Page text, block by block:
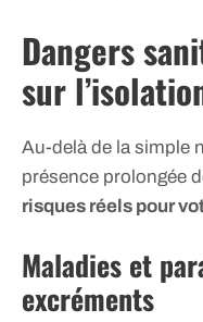
Dangers
sur
Au-delà de la simple
présence prolongée
risques réels pour
Maladies et
excréments